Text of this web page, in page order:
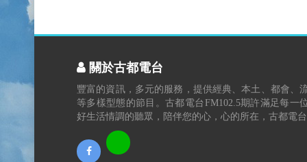
關於古都電台
豐富的資訊，多元的服務，提供經典、本土、都會、
等多樣型態的節目。古都電台FM102.5期許滿足每一
好生活情調的聽眾，陪伴您的心，心的所在，古都電